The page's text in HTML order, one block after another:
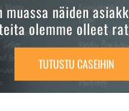
muassa näiden
olemme olleet
TUTUSTU CASEIHIN